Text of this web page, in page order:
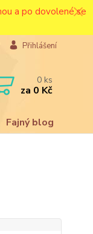
a po dovolené se
Fajný blog
Přihlášení
0 ks
za 0 Kč